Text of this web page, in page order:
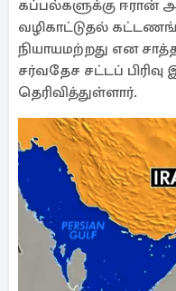
கப்பல்களுக்கு ஈரான்
வழிகாட்டுதல்
நியாயமற்றது என
சர்வதேச சட்டப்
தெரிவித்துள்ளார்.